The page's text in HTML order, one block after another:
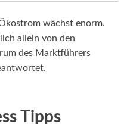
wächst enorm.
allein von den
des Marktführers
Tipps